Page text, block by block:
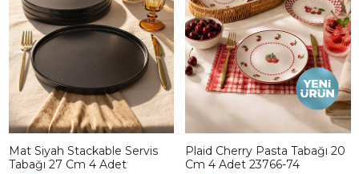
Mat Siyah Stackable Servis
Tabağı 27 Cm 4 Adet
Plaid Cherry Pasta Tabağı 20
Cm 4 Adet 23766-74